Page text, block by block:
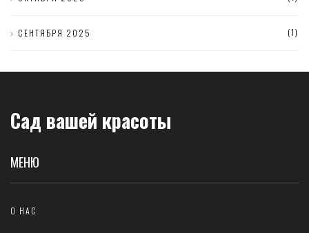
СЕНТЯБРЯ 2025 (1)
Сад вашей красоты
МЕНЮ
О НАС